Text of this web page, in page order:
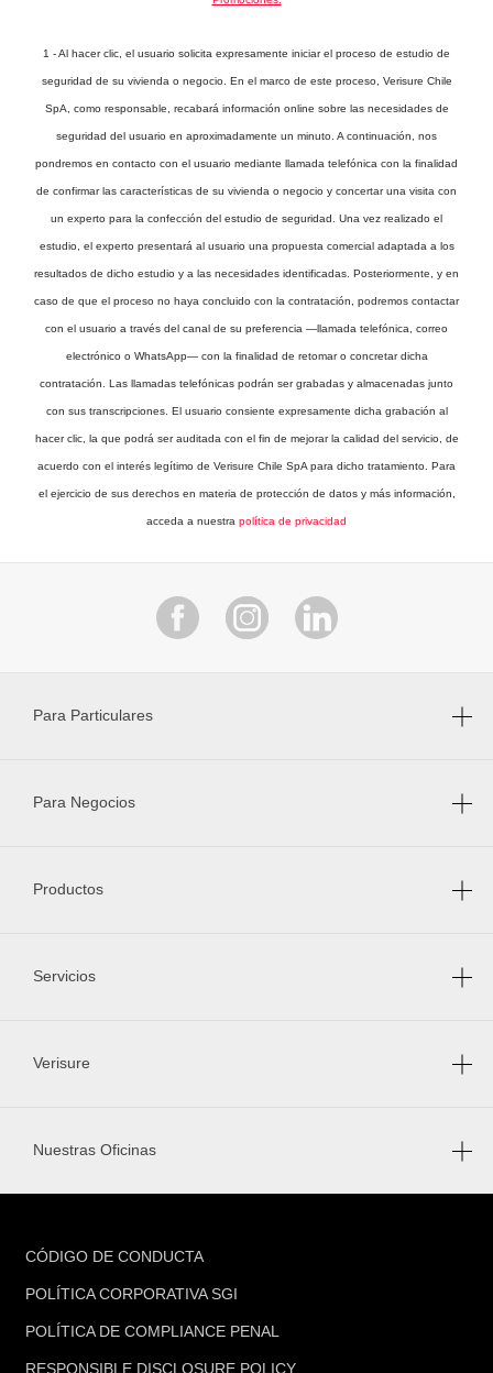
1 - Al hacer clic, el usuario solicita expresamente iniciar el proceso de estudio de
seguridad de su vivienda o negocio. En el marco de este proceso, Verisure Chile
SpA, como responsable, recabará información online sobre las necesidades de
seguridad del usuario en aproximadamente un minuto. A continuación, nos
pondremos en contacto con el usuario mediante llamada telefónica con la finalidad
de confirmar las características de su vivienda o negocio y concertar una visita con
un experto para la confección del estudio de seguridad. Una vez realizado el
estudio, el experto presentará al usuario una propuesta comercial adaptada a los
resultados de dicho estudio y a las necesidades identificadas. Posteriormente, y en
caso de que el proceso no haya concluido con la contratación, podremos contactar
con el usuario a través del canal de su preferencia —llamada telefónica, correo
electrónico o WhatsApp— con la finalidad de retomar o concretar dicha
contratación. Las llamadas telefónicas podrán ser grabadas y almacenadas junto
con sus transcripciones. El usuario consiente expresamente dicha grabación al
hacer clic, la que podrá ser auditada con el fin de mejorar la calidad del servicio, de
acuerdo con el interés legítimo de Verisure Chile SpA para dicho tratamiento. Para
el ejercicio de sus derechos en materia de protección de datos y más información,
acceda a nuestra política de privacidad
Para Particulares
Para Negocios
Productos
Servicios
Verisure
Nuestras Oficinas
FOOTER
CÓDIGO DE CONDUCTA
POLÍTICA CORPORATIVA SGI
POLÍTICA DE COMPLIANCE PENAL
RESPONSIBLE DISCLOSURE POLICY